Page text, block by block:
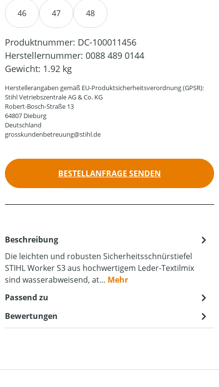
46 47 48
Produktnummer: DC-100011456
Herstellernummer: 0088 489 0144
Gewicht: 1.92 kg
Herstellerangaben gemäß EU-Produktsicherheitsverordnung (GPSR):
Stihl Vetriebszentrale AG & Co. KG
Robert-Bosch-Straße 13
64807 Dieburg
Deutschland
grosskundenbetreuung@stihl.de
BESTELLANFRAGE SENDEN
Beschreibung
Die leichten und robusten Sicherheitsschnürstiefel
STIHL Worker S3 aus hochwertigem Leder-Textilmix
sind wasserabweisend, at… Mehr
Passend zu
Bewertungen